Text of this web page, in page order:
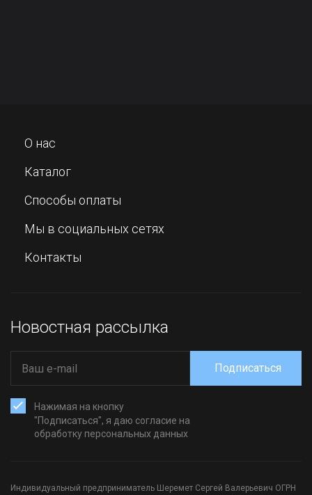
О нас
Каталог
Способы оплаты
Мы в социальных сетях
Контакты
Новостная рассылка
Нажимая на кнопку
"Подписаться", я даю согласие на
обработку персональных данных
Подписаться
Индивидуальный предприниматель Шеремет Сергей Валерьевич ОГРН